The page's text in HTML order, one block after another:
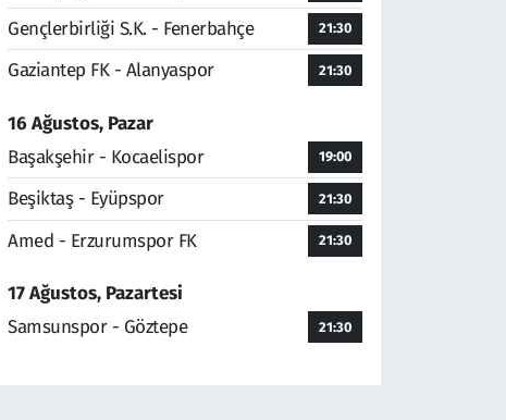
Gençlerbirliği S.K. - Fenerbahçe 21:30
Gaziantep FK - Alanyaspor 21:30
16 Ağustos, Pazar
Başakşehir - Kocaelispor
19:00
Beşiktaş - Eyüpspor 21:30
Amed - Erzurumspor FK 21:30
17 Ağustos, Pazartesi
Samsunspor - Göztepe
21:30